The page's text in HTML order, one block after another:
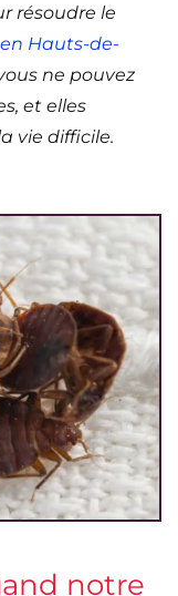
résoudre le
en Hauts-de-
ne pouvez
et elles
vie difficile.
notre